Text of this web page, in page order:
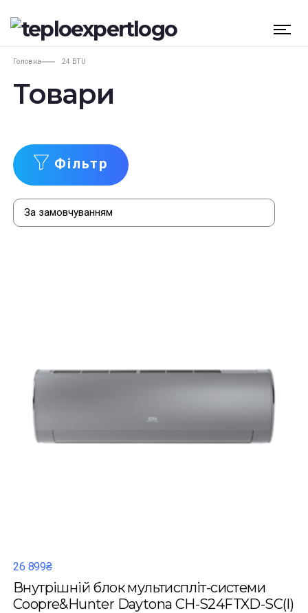
Головна 24 BTU
Товари
Фільтр
26 899₴
Внутрішній блок мультиспліт-системи
Coopre&Hunter Daytona CH-S24FTXD-SC(I)